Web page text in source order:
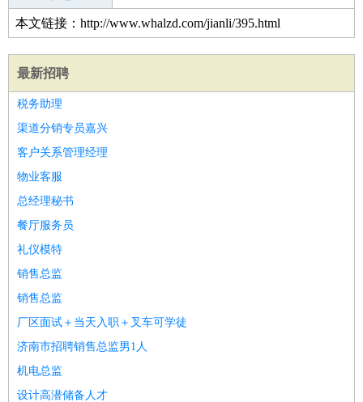
本文链接：http://www.whalzd.com/jianli/395.html
最新招聘
税务助理
渠道分销专员嘉兴
客户关系管理经理
物业客服
总经理秘书
餐厅服务员
礼仪模特
销售总监
销售总监
厂区面试＋当天入职＋叉车可学徒
济南市招聘销售总监男1人
机电总监
设计高潜储备人才